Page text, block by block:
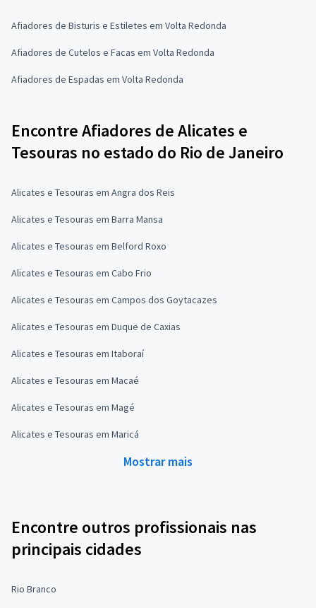
Afiadores de Bisturis e Estiletes em Volta Redonda
Afiadores de Cutelos e Facas em Volta Redonda
Afiadores de Espadas em Volta Redonda
Encontre Afiadores de Alicates e
Tesouras no estado do Rio de Janeiro
Alicates e Tesouras em Angra dos Reis
Alicates e Tesouras em Barra Mansa
Alicates e Tesouras em Belford Roxo
Alicates e Tesouras em Cabo Frio
Alicates e Tesouras em Campos dos Goytacazes
Alicates e Tesouras em Duque de Caxias
Alicates e Tesouras em Itaboraí
Alicates e Tesouras em Macaé
Alicates e Tesouras em Magé
Alicates e Tesouras em Maricá
Mostrar mais
Encontre outros profissionais nas
principais cidades
Rio Branco